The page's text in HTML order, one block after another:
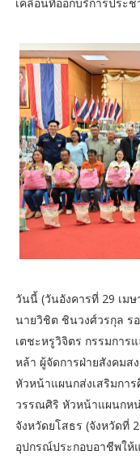
วันนี้ (วันอังคารที่ 29 เม
นายวิชิต ชินวงศ์วรกุล ร
เตชะหรูวิจิตร กรรมการ
หล้า ผู้จัดการฝ่ายสังคมส
หัวหน้าแผนกส่งเสริมกา
วรรณศิริ หัวหน้าแผนกห
จังหวัดยโสธร (จังหวัดที่
อุปกรณ์ประกอบอาชีพให้